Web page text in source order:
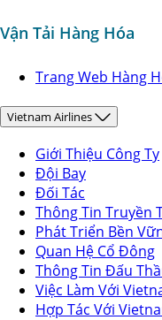
Vận Tải Hàng Hóa
Trang Web Hàng
Vietnam Airlines
Giới Thiệu Công Ty
Đội Bay
Đối Tác
Thông Tin Truyền
Phát Triển Bền
Quan Hệ Cổ Đông
Thông Tin Đấu
Việc Làm Với
Hợp Tác Với